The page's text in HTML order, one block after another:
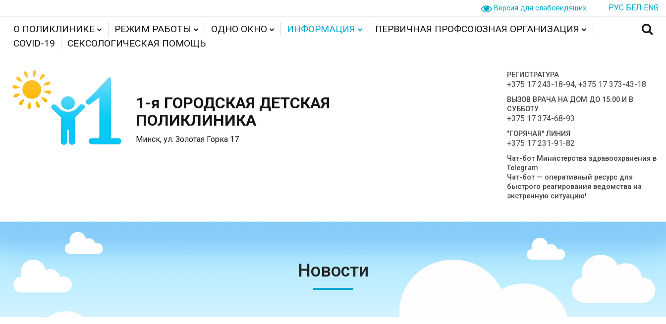
Версия для слабовидящих РУС БЕЛ ENG
О ПОЛИКЛИНИКЕ РЕЖИМ РАБОТЫ ОДНО ОКНО ИНФОРМАЦИЯ
ПЕРВИЧНАЯ ПРОФСОЮЗНАЯ ОРГАНИЗАЦИЯ
COVID-19
СЕКСОЛОГИЧЕСКАЯ ПОМОЩЬ
1-я ГОРОДСКАЯ ДЕТСКАЯ
ПОЛИКЛИНИКА
Минск, ул. Золотая Горка 17
РЕГИСТРАТУРА
+375 17 243-18-94, +375 17 373-43-18
ВЫЗОВ ВРАЧА НА ДОМ ДО 15:00 И В
СУББОТУ
+375 17 374-68-93
"ГОРЯЧАЯ" ЛИНИЯ
+375 17 231-91-82
Чат-бот Министерства здравоохранения в
Telegram
Чат-бот — оперативный ресурс для
быстрого реагирования ведомства на
экстренную ситуацию!
Новости